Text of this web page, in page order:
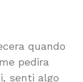
quando
pedira
senti algo